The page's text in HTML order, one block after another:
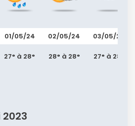
01/05/24
27° à 28°
02/05/24
28° à 28°
03/05/24
27° à 28°
2023
avec Apple